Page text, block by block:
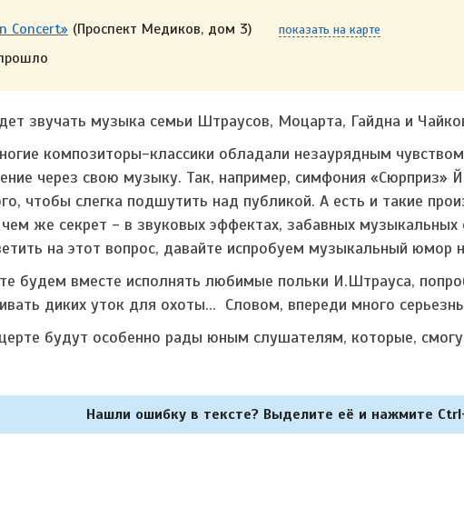
Concert» (Проспект Медиков, дом 3) показать на карте
звучать музыка семьи Штраусов, Моцарта, Гайдна и
композиторы-классики обладали незаурядным
через свою музыку. Так, например, симфония «Сюрприз»
чтобы слегка подшутить над публикой. А есть и такие
же секрет - в звуковых эффектах, забавных музыкальных
на этот вопрос, давайте испробуем музыкальный юмор
будем вместе исполнять любимые польки И.Штрауса,
диких уток для охоты... Словом, впереди много
будут особенно рады юным слушателям, которые,
Нашли ошибку в тексте? Выделите её и нажмите